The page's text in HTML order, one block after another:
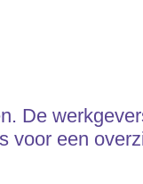
De
voor een